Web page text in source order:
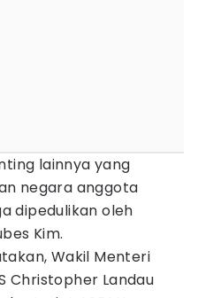
lainnya yang
negara anggota
dipedulikan oleh
Kim.
Wakil Menteri
Christopher Landau